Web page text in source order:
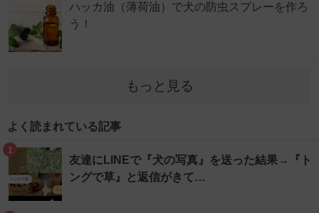
ハッカ油（薄荷油）で犬の防虫スプレーを作ろ
う！
もっと見る
よく読まれている記事
1
友達にLINEで『犬の写真』を送った結果→『ト
ングで草』と返信がきて…